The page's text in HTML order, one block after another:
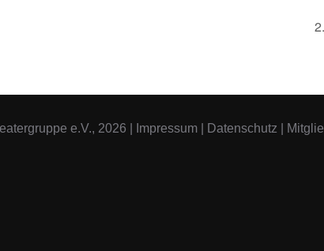
e.V., 2026 Impressum Datenschutz